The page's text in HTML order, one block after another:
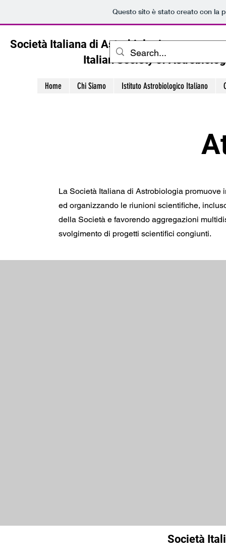
Questo sito è stato creato con la
Società Italiana di Astrobiologia
Italian Society of
Home Chi Siamo Istituto Astrobiologico Italiano
La Società Italiana di Astrobiologia
ed organizzando le riunioni scientifiche,
della Società e favorendo aggregazioni
svolgimento di progetti scientifici congiunti.
Società